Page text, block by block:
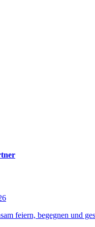
feiern, begegnen und